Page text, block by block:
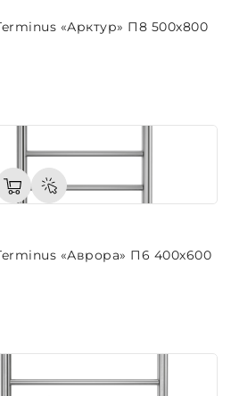
«Арктур» П8 500х800
«Аврора» П6 400х600